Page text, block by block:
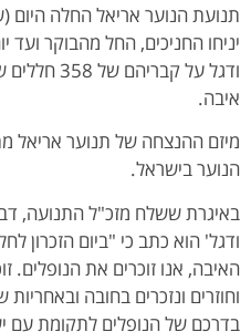
תנועת הנוער אריאל החלה
יניחו החניכים, החל מהבוקר ועד
ודגל על
איבה.
מיזם ההנצחה של תנוער אריאל
הנוער בישראל.
באיגרת ששלח מזכ"ל התנועה,
ודגל' הוא כתב כי "ביום הזכרון
האיבה, אנו זוכרים את
וחוזרים ונזכרים בחובה
בדרכם של הנופלים לתקומת עם